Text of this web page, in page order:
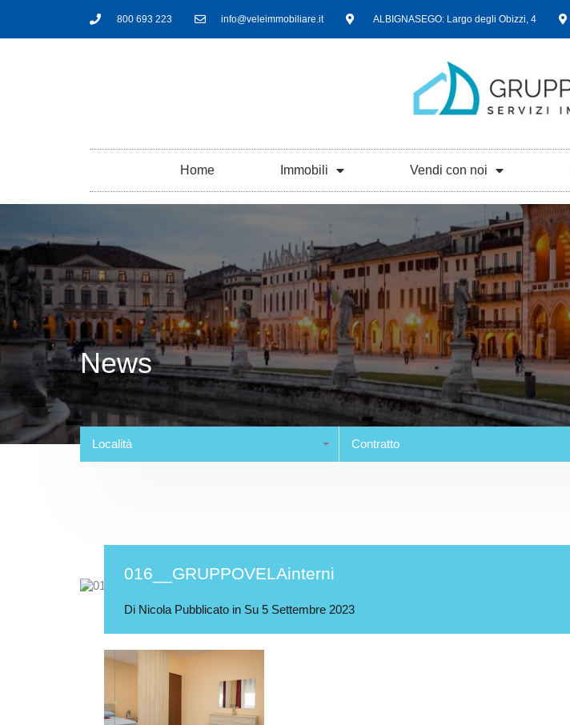
800 693 223 info@veleimmobiliare.it ALBIGNASEGO: Largo degli Obizzi, 4
Home Immobili Vendi con noi
News
Località Contratto
016__GRUPPOVELAinterni
Di Nicola Pubblicato in Su 5 Settembre 2023